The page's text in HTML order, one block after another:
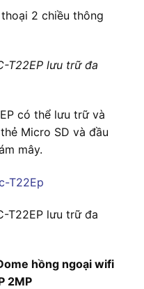
2 chiều thông
T22EP lưu trữ đa
có thể lưu trữ và
Micro SD và đầu
mây.
T22EP lưu trữ đa
hồng ngoại wifi
2MP